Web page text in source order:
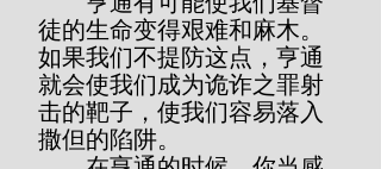
徒的生命变得艰难和麻木。
如果我们不提防这点，亨通
就会使我们成为诡诈之罪射
击的靶子，使我们容易落入
撒但的陷阱。